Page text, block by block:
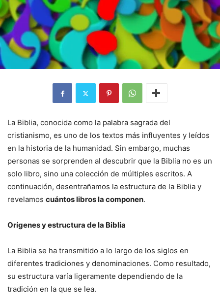
La Biblia, conocida como la palabra sagrada del
cristianismo, es uno de los textos más influyentes y leídos
en la historia de la humanidad. Sin embargo, muchas
personas se sorprenden al descubrir que la Biblia no es un
solo libro, sino una colección de múltiples escritos. A
continuación, desentrañamos la estructura de la Biblia y
revelamos cuántos libros la componen.
Orígenes y estructura de la Biblia
La Biblia se ha transmitido a lo largo de los siglos en
diferentes tradiciones y denominaciones. Como resultado,
su estructura varía ligeramente dependiendo de la
tradición en la que se lea.